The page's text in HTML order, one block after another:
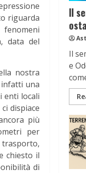
riguarda
data del
nostra
infatti una
enti locali
dispiace
più
per
trasporto,
chiesto il
di
Il
Il
e